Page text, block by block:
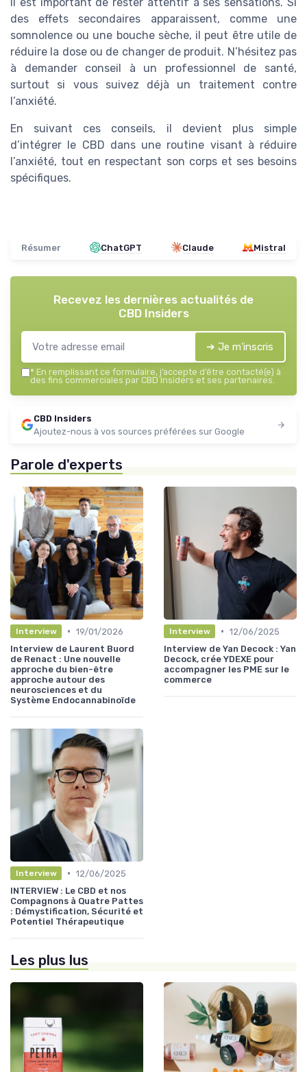
des effets secondaires apparaissent, comme une
somnolence ou une bouche sèche, il peut être utile de
réduire la dose ou de changer de produit. N’hésitez pas
à demander conseil à un professionnel de santé,
surtout si vous suivez déjà un traitement contre
l’anxiété.
En suivant ces conseils, il devient plus simple
d’intégrer le CBD dans une routine visant à réduire
l’anxiété, tout en respectant son corps et ses besoins
spécifiques.
Résumer ChatGPT Claude Mistral
Recevez les dernières actualités de
CBD Insiders
➔ Je m'inscris
* En remplissant ce formulaire, j’accepte d’être contacté(e) à
des fins commerciales par CBD Insiders et ses partenaires.
CBD Insiders
Ajoutez-nous à vos sources préférées sur Google
Parole d'experts
Interview • 19/01/2026
Interview de Laurent Buord
de Renact : Une nouvelle
approche du bien-être
approche autour des
neurosciences et du
Système Endocannabinoïde
Interview • 12/06/2025
Interview de Yan Decock : Yan
Decock, crée YDEXE pour
accompagner les PME sur le
commerce
Interview • 12/06/2025
INTERVIEW : Le CBD et nos
Compagnons à Quatre Pattes
: Démystification, Sécurité et
Potentiel Thérapeutique
Les plus lus